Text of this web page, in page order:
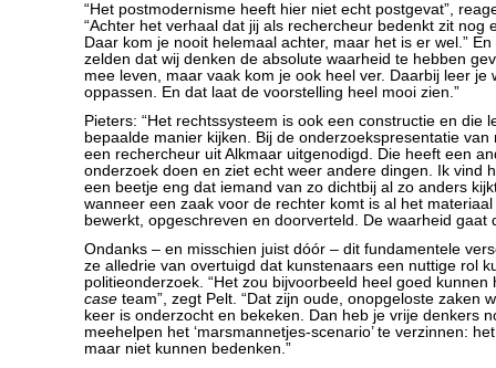
“Het postmodernisme heeft hier niet echt postgevat”,
“Achter het verhaal dat jij als rechercheur bedenkt zit nog
Daar kom je nooit helemaal achter, maar het is er wel.” En
zelden dat wij denken de absolute waarheid te hebben
mee leven, maar vaak kom je ook heel ver. Daarbij leer je
oppassen. En dat laat de voorstelling heel mooi zien.”
Pieters: “Het rechtssysteem is ook een constructie en die
bepaalde manier kijken. Bij de onderzoekspresentatie van
een rechercheur uit Alkmaar uitgenodigd. Die heeft een
onderzoek doen en ziet echt weer andere dingen. Ik vind
een beetje eng dat iemand van zo dichtbij al zo anders
wanneer een zaak voor de rechter komt is al het
bewerkt, opgeschreven en doorverteld. De waarheid gaat
Ondanks – en misschien juist dóór – dit fundamentele
ze alledrie van overtuigd dat kunstenaars een nuttige rol
politieonderzoek. “Het zou bijvoorbeeld heel goed
case team”, zegt Pelt. “Dat zijn oude, onopgeloste zaken
keer is onderzocht en bekeken. Dan heb je vrije denkers
meehelpen het ‘marsmannetjes-scenario’ te verzinnen:
maar niet kunnen bedenken.”